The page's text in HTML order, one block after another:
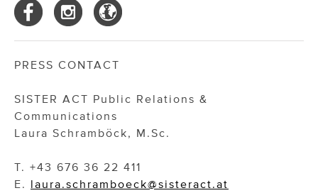
PRESS CONTACT
SISTER ACT Public Relations &
Communications
Laura Schramböck, M.Sc.
T. +43 676 36 22 411
E. laura.schramboeck@sisteract.at